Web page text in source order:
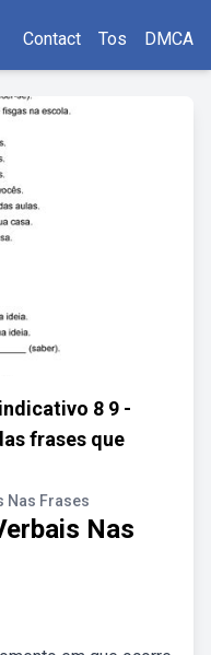
Contact Tos DMCA
8 9 -
frases que
Nas Frases
Nas